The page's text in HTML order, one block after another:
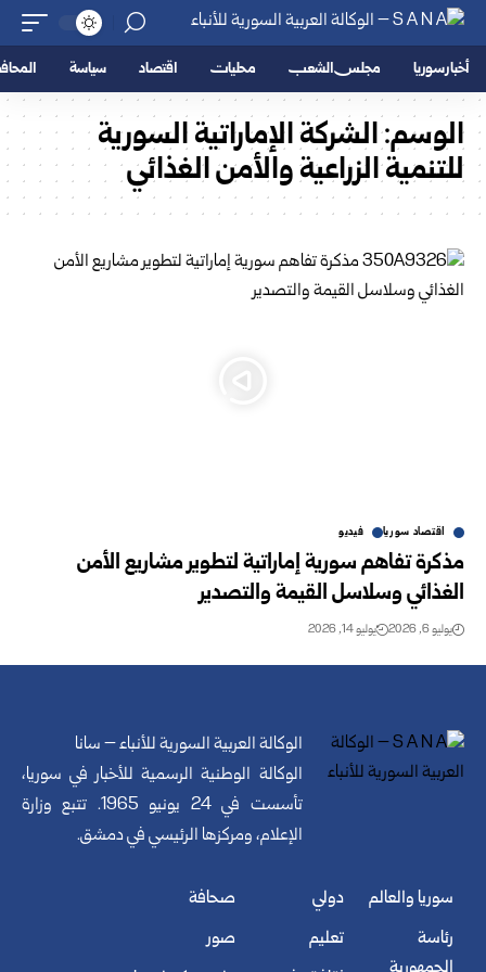
أخبار سوريا مجلس الشعب محليات اقتصاد سياسة
الوسم:الشركة الإماراتية السورية
للتنمية الزراعية والأمن الغذائي
اقتصاد سوريا فيديو
مذكرة تفاهم سورية إماراتية لتطوير مشاريع الأمن
الغذائي وسلاسل القيمة والتصدير
يوليو 6, 2026 يوليو 14, 2026
الوكالة العربية السورية للأنباء – سانا
الوكالة الوطنية الرسمية للأخبار في سوريا،
تأسست في 24 يونيو 1965. تتبع وزارة
الإعلام، ومركزها الرئيسي في دمشق.
سوريا والعالم
رئاسة
دولي
تعليم
صحافة
صور